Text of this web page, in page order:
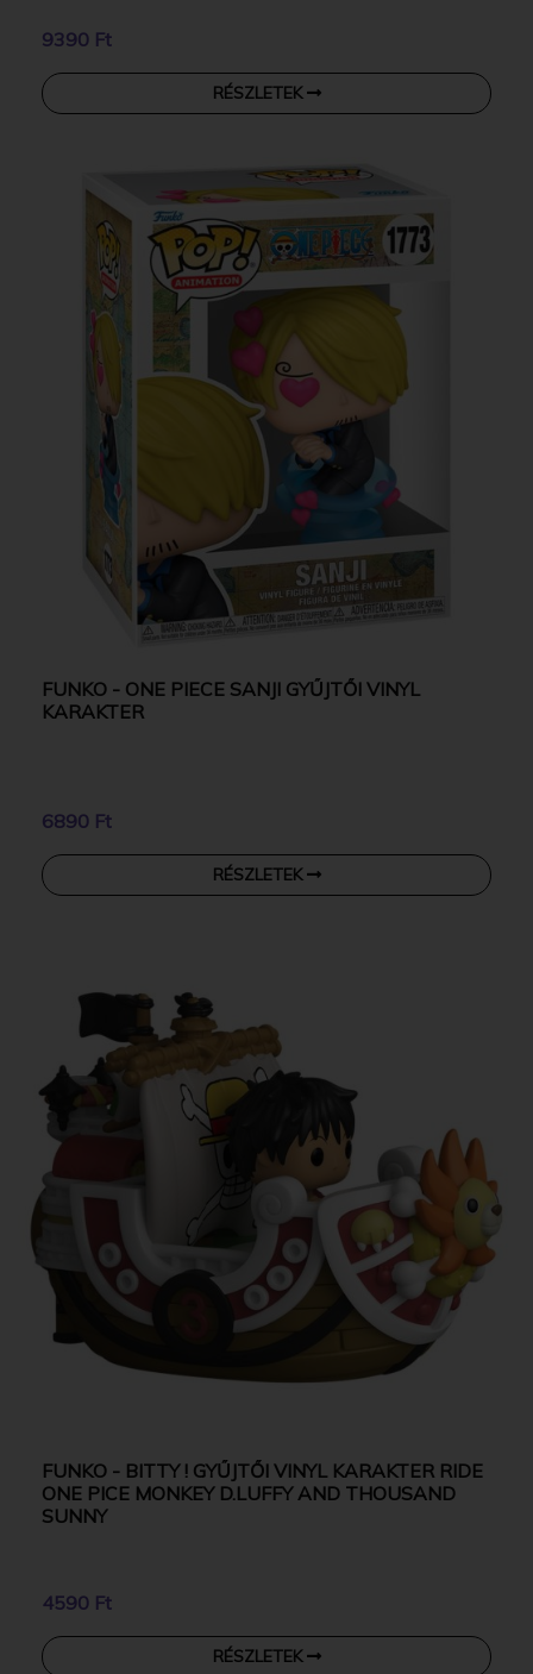
9390 Ft
RÉSZLETEK
FUNKO - ONE PIECE SANJI GYŰJTŐI VINYL
KARAKTER
6890 Ft
RÉSZLETEK
FUNKO - BITTY ! GYŰJTŐI VINYL KARAKTER RIDE
ONE PICE MONKEY D.LUFFY AND THOUSAND
SUNNY
4590 Ft
RÉSZLETEK